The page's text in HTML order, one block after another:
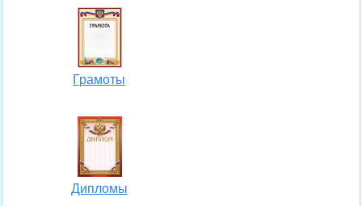
Грамоты
Дипломы